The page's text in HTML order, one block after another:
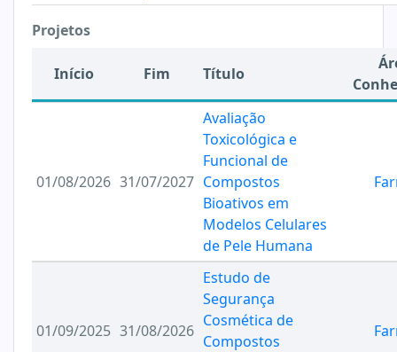
Projetos
Início Fim Título
01/08/2026 31/07/2027
Avaliação
Toxicológica e
Funcional de
Compostos
Bioativos em
Modelos Celulares
de Pele Humana
01/09/2025 31/08/2026
Estudo de
Segurança
Cosmética de
Compostos